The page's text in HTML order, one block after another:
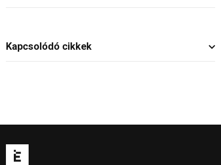
Kapcsolódó cikkek